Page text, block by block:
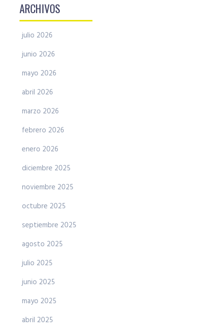
ARCHIVOS
julio 2026
junio 2026
mayo 2026
abril 2026
marzo 2026
febrero 2026
enero 2026
diciembre 2025
noviembre 2025
octubre 2025
septiembre 2025
agosto 2025
julio 2025
junio 2025
mayo 2025
abril 2025